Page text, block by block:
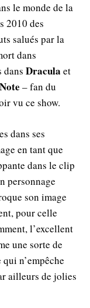
le monde de la
2010 des
salués par la
dans
dans Dracula et
– fan du
vu ce show.
dans ses
en tant que
dans le clip
personnage
son image
pour celle
l’excellent
une sorte de
n’empêche
ailleurs de jolies